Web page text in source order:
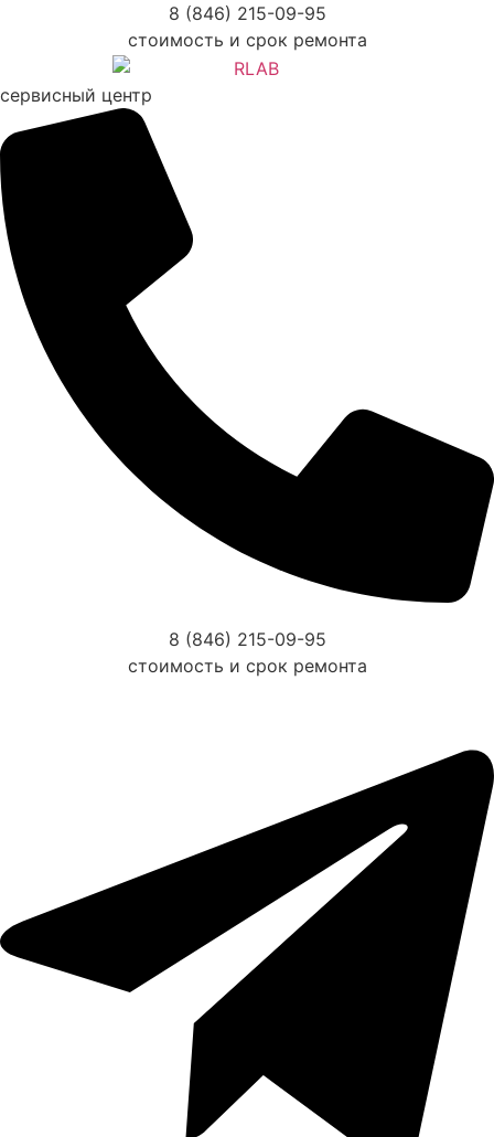
содержимому
8 (846) 215-09-95
стоимость и срок ремонта
сервисный центр
8 (846) 215-09-95
стоимость и срок ремонта